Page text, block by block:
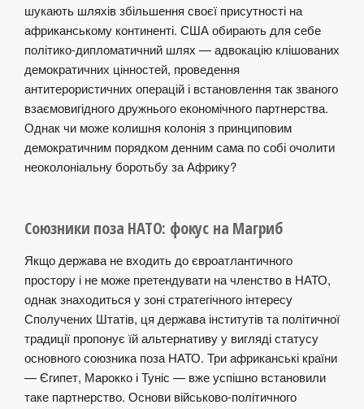
шукають шляхів збільшення своєї присутності на
африканському континенті. США обирають для себе
політико-дипломатичний шлях — адвокацію клішованих
демократичних цінностей, проведення
антитерористичних операцій і встановлення так званого
взаємовигідного дружнього економічного партнерства.
Однак чи може колишня колонія з принциповим
демократичним порядком денним сама по собі очолити
неоколоніальну боротьбу за Африку?
Союзники поза НАТО: фокус на Магриб
Якщо держава не входить до євроатлантичного
простору і не може претендувати на членство в НАТО,
однак знаходиться у зоні стратегічного інтересу
Сполучених Штатів, ця держава інститутів та політичної
традиції пропонує їй альтернативу у вигляді статусу
основного союзника поза НАТО. Три африканські країни
— Єгипет, Марокко і Туніс — вже успішно встановили
таке партнерство. Основи військово-політичного